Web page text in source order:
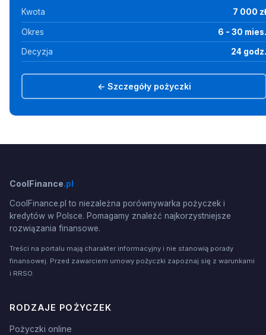
Kwota 7 000 zł
Okres 6 - 30 mies.
Decyzja 24 godz.
← Szczegóły pożyczki
CoolFinance.pl
CoolFinance.pl to niezależna porównywarka pożyczek i
kredytów w Polsce. Pomagamy znaleźć najkorzystniejsze
rozwiązania finansowe.
Treści na portalu mają charakter informacyjny i nie stanowią porady
finansowej. Przed zawarciem umowy pożyczki zapoznaj się z warunkami
i RRSO.
RODZAJE POŻYCZEK
Pożyczki online